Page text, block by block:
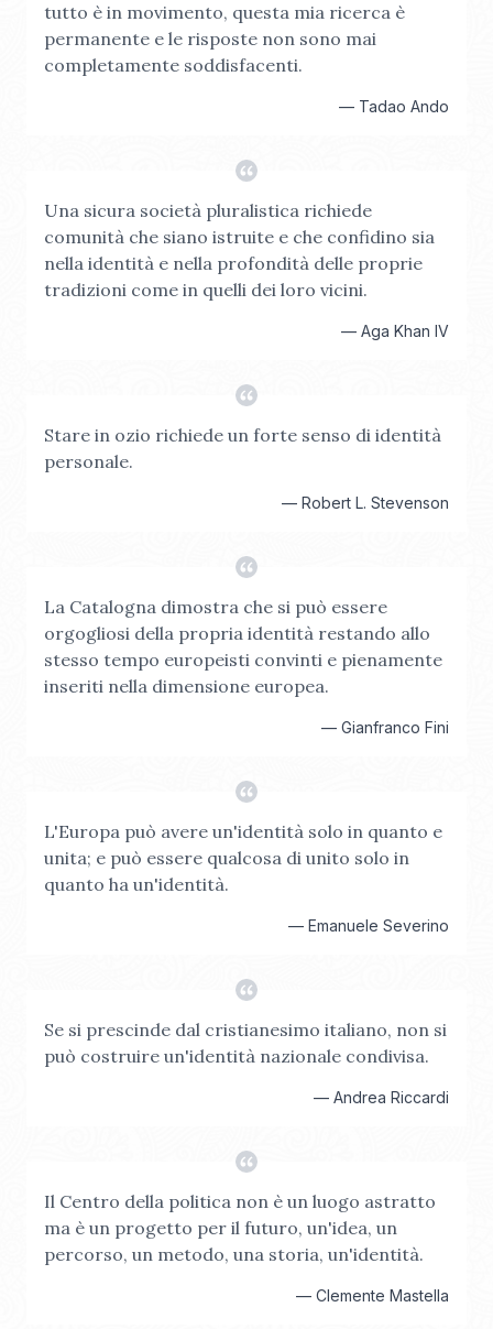
tutto è in movimento, questa mia ricerca è
permanente e le risposte non sono mai
completamente soddisfacenti.
— Tadao Ando
Una sicura società pluralistica richiede
comunità che siano istruite e che confidino sia
nella identità e nella profondità delle proprie
tradizioni come in quelli dei loro vicini.
— Aga Khan IV
Stare in ozio richiede un forte senso di identità
personale.
— Robert L. Stevenson
La Catalogna dimostra che si può essere
orgogliosi della propria identità restando allo
stesso tempo europeisti convinti e pienamente
inseriti nella dimensione europea.
— Gianfranco Fini
L'Europa può avere un'identità solo in quanto e
unita; e può essere qualcosa di unito solo in
quanto ha un'identità.
— Emanuele Severino
Se si prescinde dal cristianesimo italiano, non si
può costruire un'identità nazionale condivisa.
— Andrea Riccardi
Il Centro della politica non è un luogo astratto
ma è un progetto per il futuro, un'idea, un
percorso, un metodo, una storia, un'identità.
— Clemente Mastella